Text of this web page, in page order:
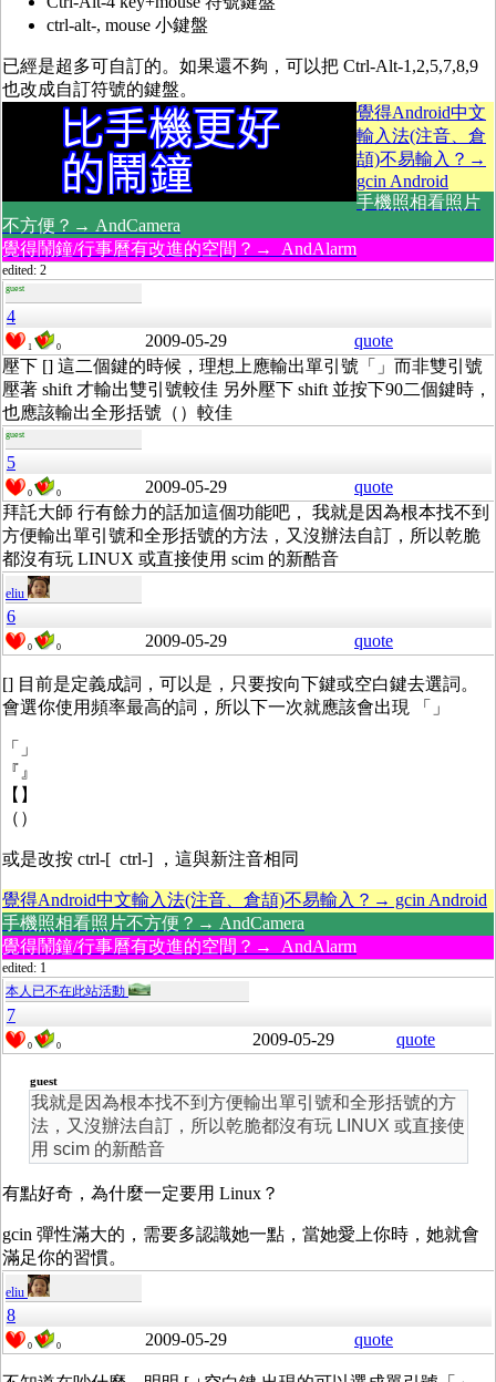
ctrl-alt-, mouse 小鍵盤
已經是超多可自訂的。如果還不夠，可以把 Ctrl-Alt-1,2,5,7,8,9
也改成自訂符號的鍵盤。
覺得Android中文
輸入法(注音、倉
頡)不易輸入？→
gcin Android
手機照相看照片
不方便？→ AndCamera
覺得鬧鐘/行事曆有改進的空間？→ AndAlarm
edited: 2
guest
4
1 0 2009-05-29
quote
壓下 [] 這二個鍵的時候，理想上應輸出單引號「」而非雙引號
壓著 shift 才輸出雙引號較佳 另外壓下 shift 並按下90二個鍵時，
也應該輸出全形括號（）較佳
guest
5
0 0 2009-05-29
quote
拜託大師 行有餘力的話加這個功能吧， 我就是因為根本找不到
方便輸出單引號和全形括號的方法，又沒辦法自訂，所以乾脆
都沒有玩 LINUX 或直接使用 scim 的新酷音
eliu
6
0 0 2009-05-29 quote
[] 目前是定義成詞，可以是，只要按向下鍵或空白鍵去選詞。
會選你使用頻率最高的詞，所以下一次就應該會出現 「」
「」
『』
【】
（）
或是改按 ctrl-[ ctrl-] ，這與新注音相同
覺得Android中文輸入法(注音、倉頡)不易輸入？→ gcin Android
手機照相看照片不方便？→ AndCamera
覺得鬧鐘/行事曆有改進的空間？→ AndAlarm
edited: 1
本人已不在此站活動
7
0 0 2009-05-29 quote
guest
我就是因為根本找不到方便輸出單引號和全形括號的方
法，又沒辦法自訂，所以乾脆都沒有玩 LINUX 或直接使
用 scim 的新酷音
有點好奇，為什麼一定要用 Linux？
gcin 彈性滿大的，需要多認識她一點，當她愛上你時，她就會
滿足你的習慣。
eliu
8
0 0 2009-05-29 quote